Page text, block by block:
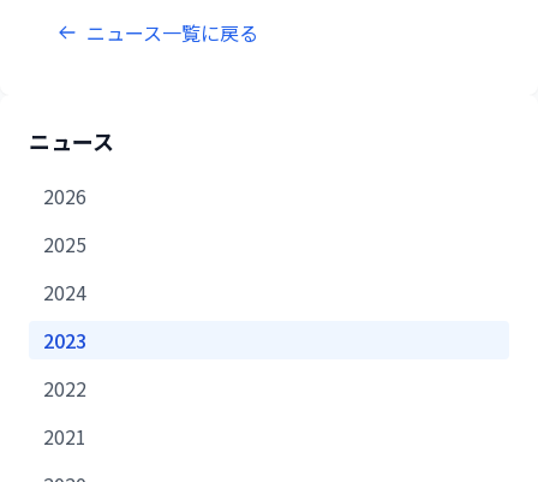
ニュース一覧に戻る
ニュース
2026
2025
2024
2023
2022
2021